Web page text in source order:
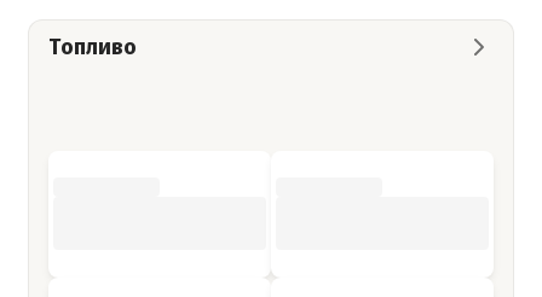
Топливо